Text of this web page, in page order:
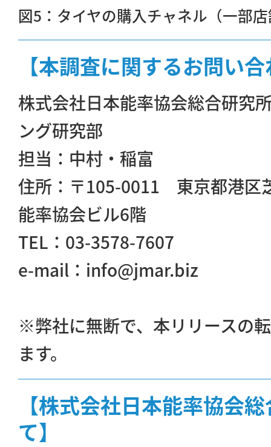
図5：タイヤの購入チャネル（一部
【本調査に関するお問い
株式会社日本能率協会総合研究
ング研究部
担当：中村・稲富
住所：〒105-0011 東京都港
能率協会ビル6階
TEL：03-3578-7607
e-mail：info@jmar.biz
※弊社に無断で、本リリースの
ます。
【株式会社日本能率協会
て】